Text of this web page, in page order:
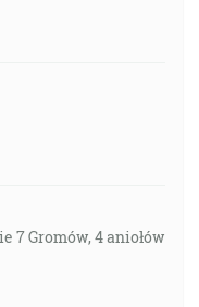
7 Gromów, 4 aniołów